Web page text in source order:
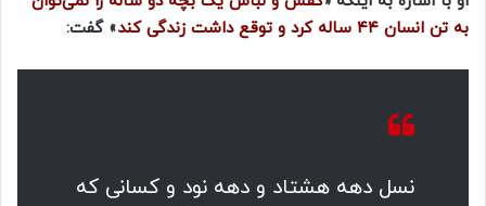
به تن انسان ۴۴ ساله کرد و توقع داشت زندگی کند
» گفت:
نسل دهه هشتاد و دهه نود و کسانی که